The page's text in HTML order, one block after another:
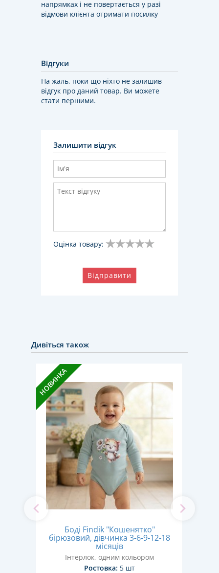
напрямках і не повертається у разі
відмови клієнта отримати посилку
Відгуки
На жаль, поки що ніхто не залишив
відгук про даний товар. Ви можете
стати першими.
Залишити відгук
Оцінка товару:
Відправити
Дивіться також
НОВИНКА
Боді Findik "Кошенятко"
бірюзовий, дівчинка 3-6-9-12-18
місяців
Інтерлок, одним кольором
Ростовка: 5 шт